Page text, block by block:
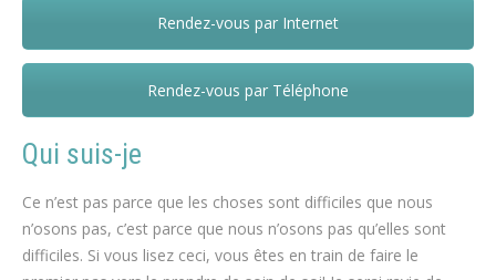
Françoise Pâques – Aiseau-Presles
Qui suis-je
Ce n’est pas parce que les choses sont difficiles que nous
n’osons pas, c’est parce que nous n’osons pas qu’elles sont
difficiles. Si vous lisez ceci, vous êtes en train de faire le
Rendez-vous par Internet
Rendez-vous par Téléphone